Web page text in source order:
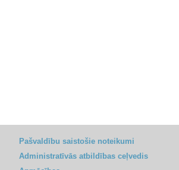
Pašvaldību saistošie noteikumi
Administratīvās atbildības ceļvedis